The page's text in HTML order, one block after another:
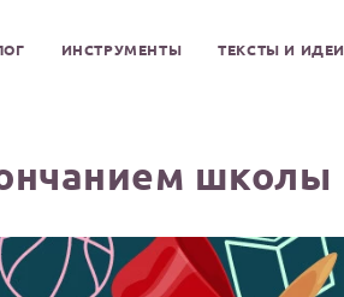
ИНСТРУМЕНТЫ ТЕКСТЫ И ИДЕИ
школы